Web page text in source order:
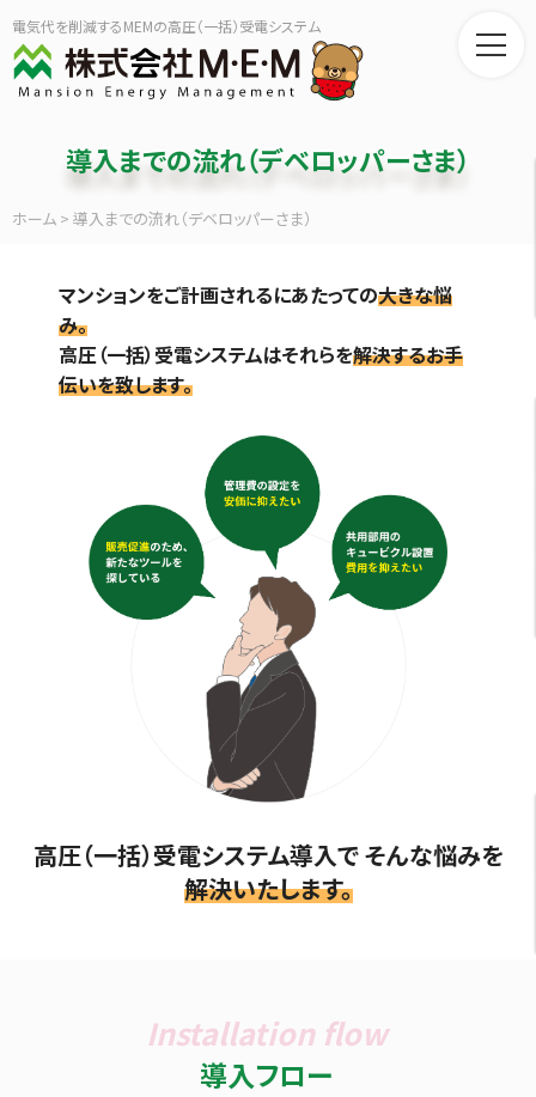
電気代を削減するMEMの高圧（一括）受電システム
導入までの流れ（デベロッパーさま）
ホーム > 導入までの流れ（デベロッパーさま）
マンションをご計画されるにあたっての大きな悩
み。
高圧（一括）受電システムはそれらを解決するお手
伝いを致します。
高圧（一括）受電システム導入で そんな悩みを
解決いたします。
導入フロー